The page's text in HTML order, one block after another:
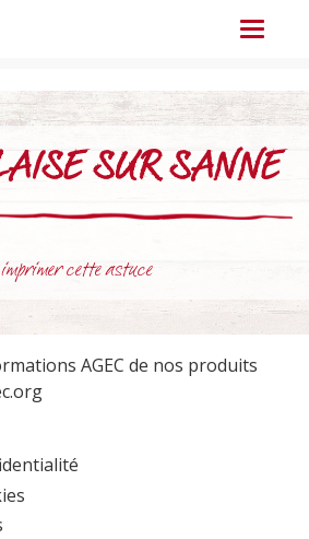
Menu
SUR SANNE
cette astuce
AGEC de nos produits